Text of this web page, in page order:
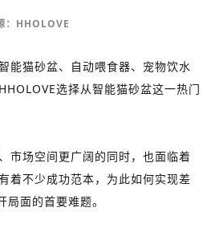
：HHOLOVE
能猫砂盆、自动喂食器、宠物饮水
选择从智能猫砂盆这一热门
市场空间更广阔的同时，也面临着
着不少成功范本，为此如何实现差
面的首要难题。